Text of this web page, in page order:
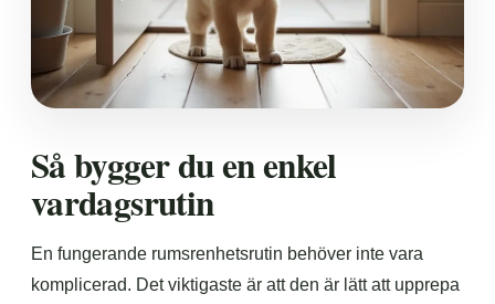
Så bygger du en enkel
vardagsrutin
En fungerande rumsrenhetsrutin behöver inte vara
komplicerad. Det viktigaste är att den är lätt att upprepa